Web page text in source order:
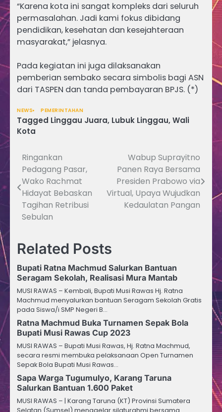
“Karena kota ini sangat kompleks dari seluruh
permasalahan. Jadi kami fokus dibidang
pendidikan, kesehatan dan kesejahteraan
masyarakat,” jelasnya.
Pada kegiatan ini juga dilaksanakan
pemberian sembako secara simbolis bagi ASN
dari TASPEN dan tanda pembayaran BPJS. (*)
NEWS PEMERINTAHAN
Tagged Linggau Juara, Lubuk Linggau, Wali
Kota
Navigasi
pos
Ringankan
Pedagang Pasar,
Wako Rachmat
Hidayat Bebaskan
Tagihan Retribusi
Sebulan
Wabup Suprayitno
Panen Raya Bersama
Presiden Prabowo via
Virtual, Upaya Wujudkan
Kedaulatan Pangan
Related Posts
Bupati Ratna Machmud Salurkan Bantuan
Seragam Sekolah, Realisasi Mura Mantab
MUSI RAWAS – Kembali, Bupati Musi Rawas Hj. Ratna
Machmud menyalurkan bantuan Seragam Sekolah Gratis
pada Siswa/i SMP Negeri B…
Ratna Machmud Buka Turnamen Sepak Bola
Bupati Musi Rawas Cup 2023
MUSI RAWAS – Bupati Musi Rawas, Hj. Ratna Machmud,
secara resmi membuka pelaksanaan Open Turnamen
Sepak Bola Bupati Musi Rawas…
Sapa Warga Tugumulyo, Karang Taruna
Salurkan Bantuan 1.600 Paket
MUSI RAWAS – | Karang Taruna (KT) Provinsi Sumatera